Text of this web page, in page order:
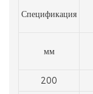
Спецификация
мм
200